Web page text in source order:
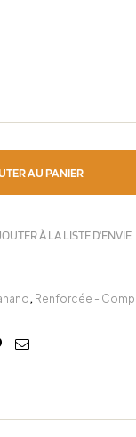
AU PANIER
À LA LISTE D'ENVIE
, Renforcée -
Pinterest
Email